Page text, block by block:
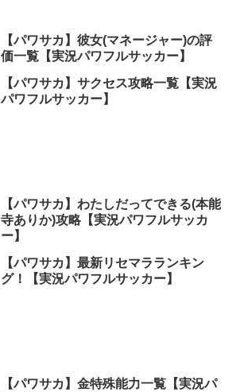
【パワサカ】彼女(マネージャー)の評
価一覧【実況パワフルサッカー】
【パワサカ】サクセス攻略一覧【実況
パワフルサッカー】
【パワサカ】わたしだってできる(本能
寺ありか)攻略【実況パワフルサッカ
ー】
【パワサカ】最新リセマラランキン
グ！【実況パワフルサッカー】
【パワサカ】金特殊能力一覧【実況パ